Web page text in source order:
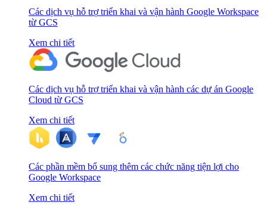
Các dịch vụ hỗ trợ triển khai và vận hành Google Workspace
từ GCS
Xem chi tiết
Các dịch vụ hỗ trợ triển khai và vận hành các dự án Google
Cloud từ GCS
Xem chi tiết
Các phần mềm bổ sung thêm các chức năng tiện lợi cho
Google Workspace
Xem chi tiết